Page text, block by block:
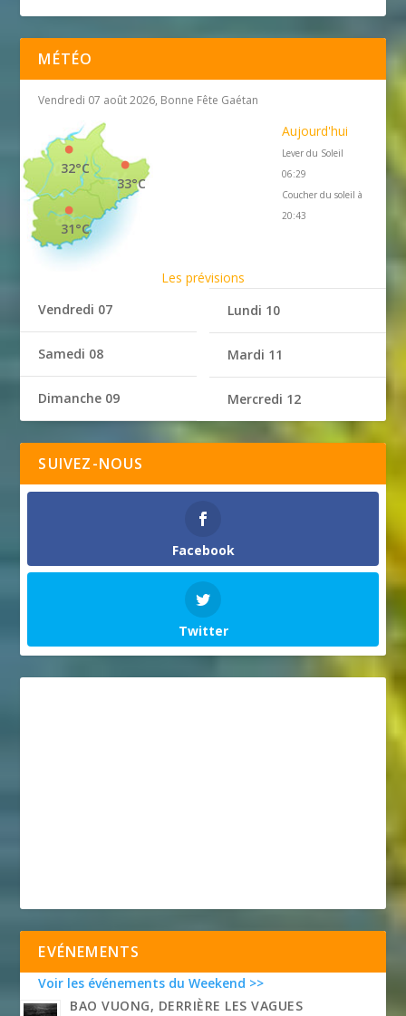
MÉTÉO
Vendredi 07 août 2026, Bonne Fête Gaétan
33°C
32°C
31°C
Aujourd'hui
Lever du Soleil
06:29
Coucher du soleil à
20:43
Les prévisions
Vendredi 07
Samedi 08
Dimanche 09
Lundi 10
Mardi 11
Mercredi 12
SUIVEZ-NOUS
Facebook
Twitter
EVÉNEMENTS
Voir les événements du Weekend >>
BAO VUONG, DERRIÈRE LES VAGUES